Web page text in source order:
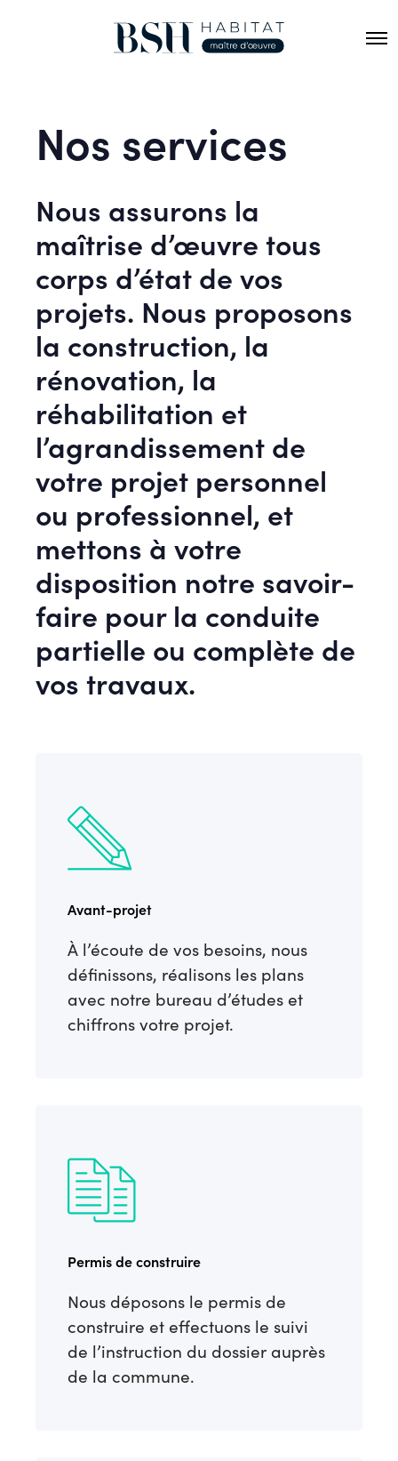
O
Nos services
Nous assurons la
maîtrise d’œuvre tous
corps d’état de vos
projets. Nous proposons
la construction, la
rénovation, la
réhabilitation et
l’agrandissement de
votre projet personnel
ou professionnel, et
mettons à votre
disposition notre savoir-
faire pour la conduite
partielle ou complète de
vos travaux.
Avant-projet
À l’écoute de vos besoins, nous
définissons, réalisons les plans
avec notre bureau d’études et
chiffrons votre projet.
Permis de construire
Nous déposons le permis de
construire et effectuons le suivi
de l’instruction du dossier auprès
de la commune.